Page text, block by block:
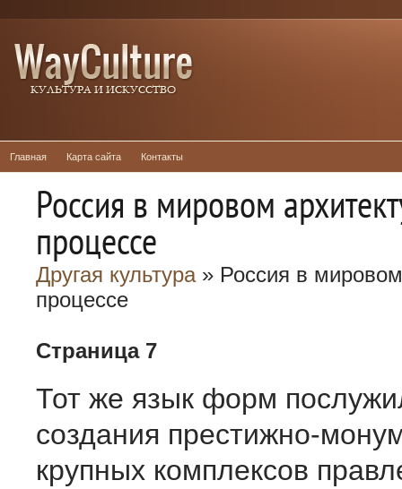
Главная Карта сайта Контакты
Россия в мировом
процессе
Другая культура» Россия в
процессе
Страница 7
Тот же язык форм
создания престижно-
крупных комплексов